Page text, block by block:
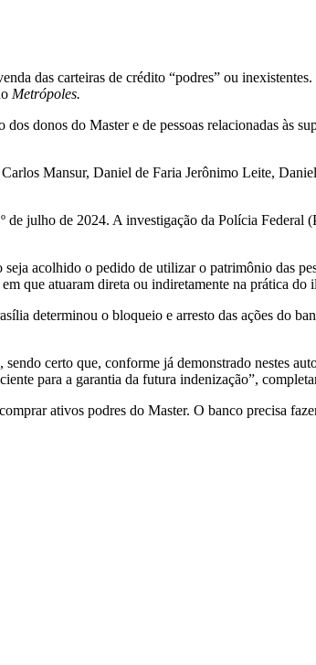
das carteiras de crédito “podres” ou
Metrópoles.
donos do Master e de pessoas relacionadas às
Mansur, Daniel de Faria Jerônimo Leite,
julho de 2024. A investigação da Polícia Federal
acolhido o pedido de utilizar o patrimônio das
que atuaram direta ou indiretamente na prática do
determinou o bloqueio e arresto das ações do
certo que, conforme já demonstrado nestes
para a garantia da futura indenização”,
ativos podres do Master. O banco precisa